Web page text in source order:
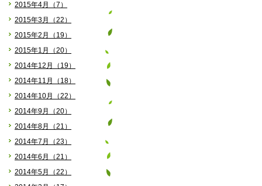
2015年4月（7）
2015年3月（22）
2015年2月（19）
2015年1月（20）
2014年12月（19）
2014年11月（18）
2014年10月（22）
2014年9月（20）
2014年8月（21）
2014年7月（23）
2014年6月（21）
2014年5月（22）